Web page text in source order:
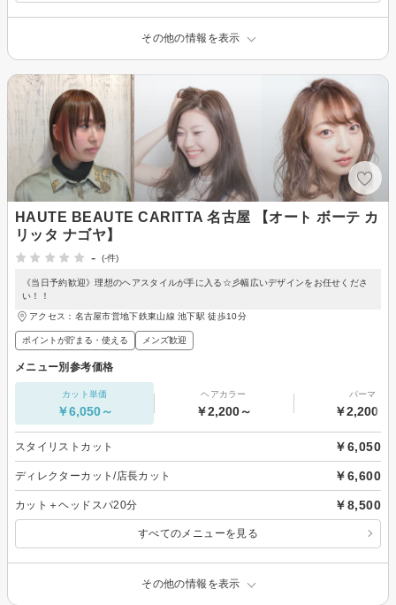
その他の情報を表示
HAUTE BEAUTE CARITTA 名古屋 【オート ボーテ カ
リッタ ナゴヤ】
-
(-件)
《当日予約歓迎》理想のヘアスタイルが手に入る☆彡幅広いデザインをお任せくださ
い！！
アクセス：名古屋市営地下鉄東山線 池下駅 徒歩10分
ポイントが貯まる・使える メンズ歓迎
メニュー別参考価格
カット単価
￥6,050～
ヘアカラー
￥2,200～
パーマ
￥2,200～
スタイリストカット ￥6,050
ディレクターカット/店長カット ￥6,600
カット＋ヘッドスパ20分 ￥8,500
すべてのメニューを見る
その他の情報を表示